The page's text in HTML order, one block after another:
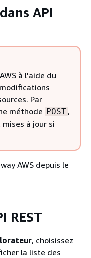
API
à l'aide du
Par
méthode POST ,
à jour si
AWS depuis le
REST
, choisissez
la liste des